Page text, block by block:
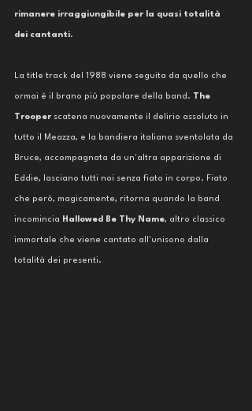
rimanere irraggiungibile per la quasi totalità
dei cantanti.
La title track del 1988 viene seguita da quello che
ormai è il brano più popolare della band. The
Trooper scatena nuovamente il delirio assoluto in
tutto il Meazza, e la bandiera italiana sventolata da
Bruce, accompagnata da un'altra apparizione di
Eddie, lasciano tutti noi senza fiato in corpo. Fiato
che però, magicamente, ritorna quando la band
incomincia Hallowed Be Thy Name, altro classico
immortale che viene cantato all'unisono dalla
totalità dei presenti.